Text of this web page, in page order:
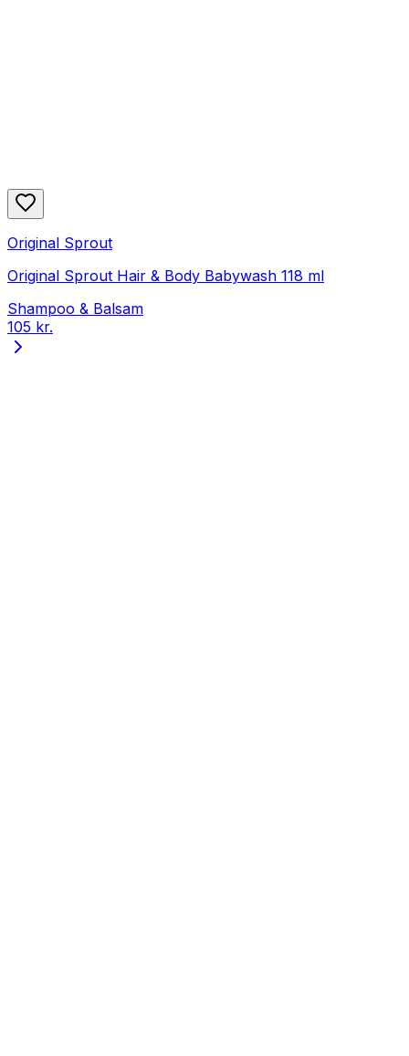
Original Sprout
Original Sprout Hair & Body Babywash 118 ml
Shampoo & Balsam
105 kr.